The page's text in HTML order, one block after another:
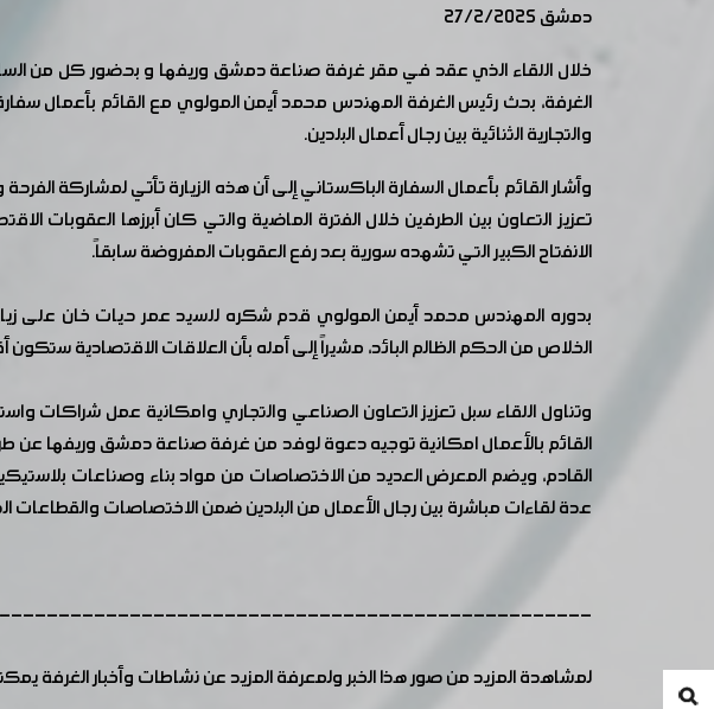
دمشق 27/2/2025
خلال اللقاء الذي عقد في مقر غرفة صناعة دمشق وريفها و بحضور كل من
الغرفة، بحث رئيس الغرفة المهندس محمد أيمن المولوي مع القائم بأعمال
والتجارية الثنائية بين رجال أعمال البلدين.
وأشار القائم بأعمال السفارة الباكستاني إلى أن هذه الزيارة تأتي لمشاركة
تعزيز التعاون بين الطرفين خلال الفترة الماضية والتي كان أبرزها
الانفتاح الكبير التي تشهده سورية بعد رفع العقوبات المفروضة سابقاً.
بدوره المهندس محمد أيمن المولوي قدم شكره للسيد عمر حيات خان على
الخلاص من الحكم الظالم البائد، مشيراً إلى أمله بأن العلاقات الاقتصادية ستكون
وتناول اللقاء سبل تعزيز التعاون الصناعي والتجاري وامكانية عمل شراكات
القادم، ويضم المعرض العديد من الاختصاصات من مواد بناء وصناعات
عدة لقاءات مباشرة بين رجال الأعمال من البلدين ضمن الاختصاصات والقطاعات
لمشاهدة المزيد من صور هذا الخبر ولمعرفة المزيد عن نشاطات وأخبار الغرفة